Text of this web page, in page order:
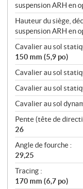
suspension ARH en
Hauteur du siège,
suspension ARH en
Cavalier au sol
150 mm (5,9 po)
Cavalier au sol
Cavalier au sol
Cavalier au sol
Pente (tête de
26
Angle de fourche :
29,25
Tracing :
170 mm (6,7 po)